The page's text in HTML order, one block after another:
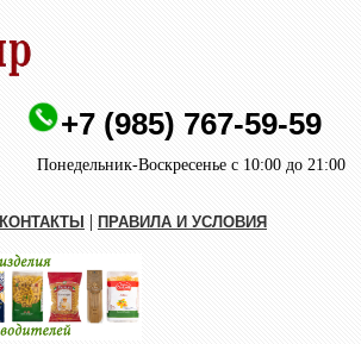
+7 (985) 767-59-59
Понедельник-Воскресенье с 10:00 до 21:00
КОНТАКТЫ | ПРАВИЛА И УСЛОВИЯ